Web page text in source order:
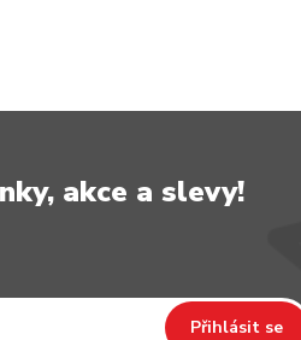
akce a slevy!
Přihlásit se